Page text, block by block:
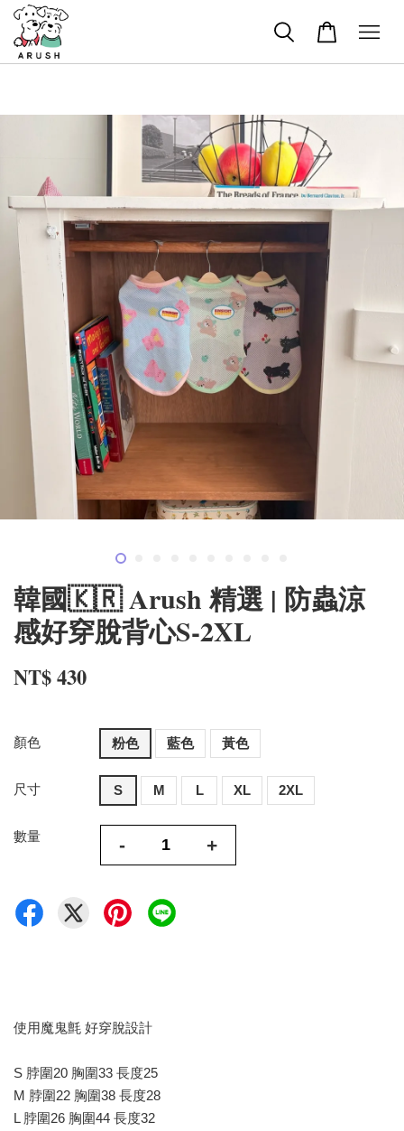
韓國🇰🇷 Arush 精選 | 防蟲涼
感好穿脫背心S-2XL
NT$ 430
顏色 粉色 藍色 黃色
尺寸 S M L XL 2XL
數量 - +
使用魔鬼氈 好穿脫設計
S 脖圍20 胸圍33 長度25
M 脖圍22 胸圍38 長度28
L 脖圍26 胸圍44 長度32